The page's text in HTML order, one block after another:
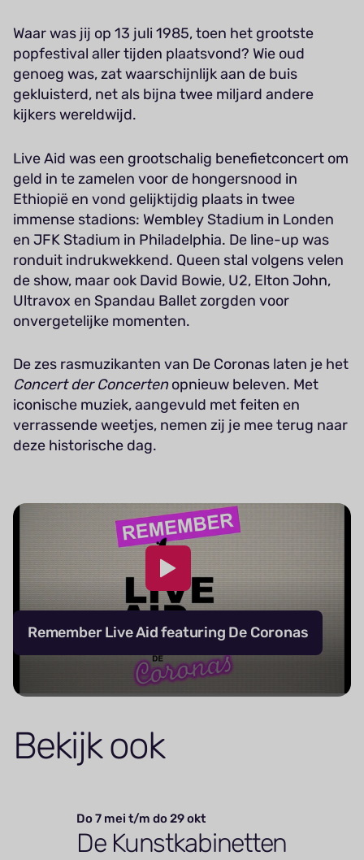
Waar was jij op 13 juli 1985, toen het grootste
popfestival aller tijden plaatsvond? Wie oud
genoeg was, zat waarschijnlijk aan de buis
gekluisterd, net als bijna twee miljard andere
kijkers wereldwijd.
Live Aid was een grootschalig benefietconcert om
geld in te zamelen voor de hongersnood in
Ethiopië en vond gelijktijdig plaats in twee
immense stadions: Wembley Stadium in Londen
en JFK Stadium in Philadelphia. De line-up was
ronduit indrukwekkend. Queen stal volgens velen
de show, maar ook David Bowie, U2, Elton John,
Ultravox en Spandau Ballet zorgden voor
onvergetelijke momenten.
De zes rasmuzikanten van De Coronas laten je het
Concert der Concertenopnieuw beleven. Met
iconische muziek, aangevuld met feiten en
verrassende weetjes, nemen zij je mee terug naar
deze historische dag.
Remember Live Aid featuring De Coronas
Bekijk ook
Do 7 mei t/m do 29 okt
De Kunstkabinetten